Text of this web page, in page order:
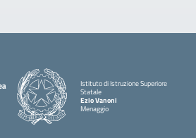
Istituto di Istruzione Superiore
Statale
Ezio Vanoni
Menaggio
— Visita la pagina iniziale della scuola